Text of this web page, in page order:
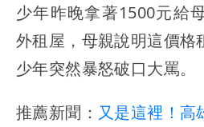
少年昨晚拿著1500元給
外租屋，母親說明這價格
少年突然暴怒破口大罵。
推薦新聞： 又是這裡！